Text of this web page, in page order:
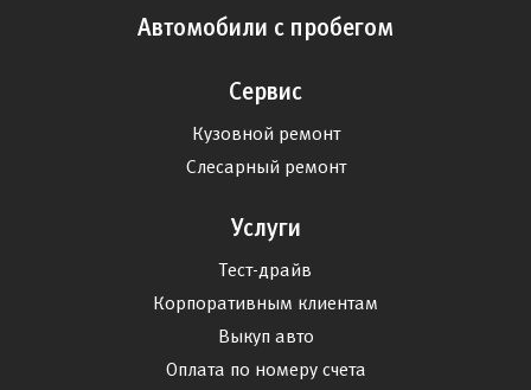
Автомобили с пробегом
Сервис
Кузовной ремонт
Слесарный ремонт
Услуги
Тест-драйв
Корпоративным клиентам
Выкуп авто
Оплата по номеру счета